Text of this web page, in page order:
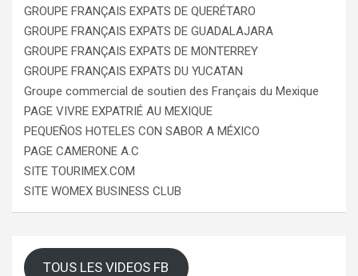
GROUPE FRANÇAIS EXPATS DE QUERÉTARO
GROUPE FRANÇAIS EXPATS DE GUADALAJARA
GROUPE FRANÇAIS EXPATS DE MONTERREY
GROUPE FRANÇAIS EXPATS DU YUCATAN
Groupe commercial de soutien des Français du Mexique
PAGE VIVRE EXPATRIÉ AU MEXIQUE
PEQUEÑOS HOTELES CON SABOR A MÉXICO
PAGE CAMERONE A.C
SITE TOURIMEX.COM
SITE WOMEX BUSINESS CLUB
TOUS LES VIDEOS FB